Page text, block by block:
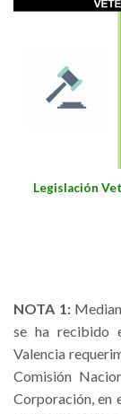
Legislación
NOTA 1:
se ha recibido
Valencia
Comisión
Corporación, en